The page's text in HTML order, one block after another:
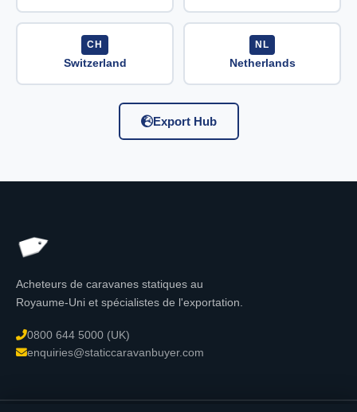
CH
Switzerland
NL
Netherlands
Export Hub
Acheteurs de caravanes statiques au
Royaume-Uni et spécialistes de l'exportation.
0800 644 5000 (UK)
enquiries@staticcaravanbuyer.com